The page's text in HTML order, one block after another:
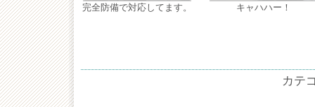
完全防備で対応してます。 キャハハー！
カテ